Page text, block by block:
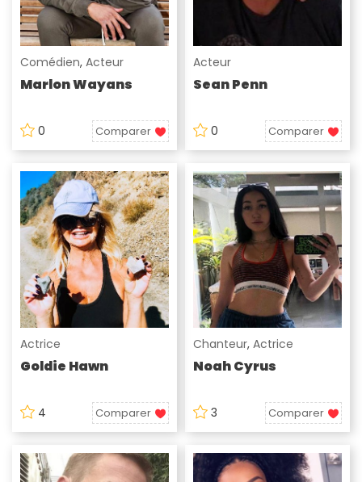
Comédien, Acteur
Marlon Wayans
0 Comparer
Acteur
Sean Penn
0 Comparer
Actrice
Goldie Hawn
4 Comparer
Chanteur, Actrice
Noah Cyrus
3 Comparer